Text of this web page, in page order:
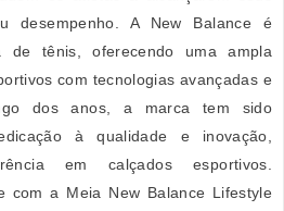
desempenho. A New Balance é
de tênis, oferecendo uma ampla
com tecnologias avançadas e
dos anos, a marca tem sido
à qualidade e inovação,
em calçados esportivos.
com a Meia New Balance Lifestyle